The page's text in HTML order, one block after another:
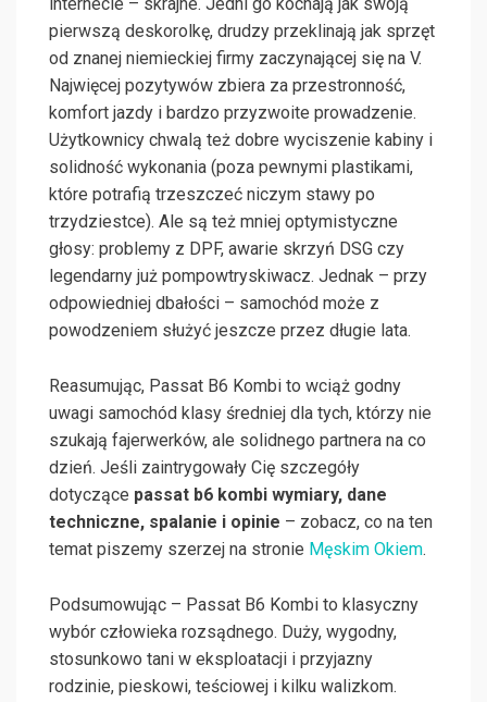
pierwszą deskorolkę, drudzy przeklinają jak sprzęt
od znanej niemieckiej firmy zaczynającej się na V.
Najwięcej pozytywów zbiera za przestronność,
komfort jazdy i bardzo przyzwoite prowadzenie.
Użytkownicy chwalą też dobre wyciszenie kabiny i
solidność wykonania (poza pewnymi plastikami,
które potrafią trzeszczeć niczym stawy po
trzydziestce). Ale są też mniej optymistyczne
głosy: problemy z DPF, awarie skrzyń DSG czy
legendarny już pompowtryskiwacz. Jednak – przy
odpowiedniej dbałości – samochód może z
powodzeniem służyć jeszcze przez długie lata.
Reasumując, Passat B6 Kombi to wciąż godny
uwagi samochód klasy średniej dla tych, którzy nie
szukają fajerwerków, ale solidnego partnera na co
dzień. Jeśli zaintrygowały Cię szczegóły
dotyczące passat b6 kombi wymiary, dane
techniczne, spalanie i opinie – zobacz, co na ten
temat piszemy szerzej na stronie Męskim Okiem.
Podsumowując – Passat B6 Kombi to klasyczny
wybór człowieka rozsądnego. Duży, wygodny,
stosunkowo tani w eksploatacji i przyjazny
rodzinie, pieskowi, teściowej i kilku walizkom.